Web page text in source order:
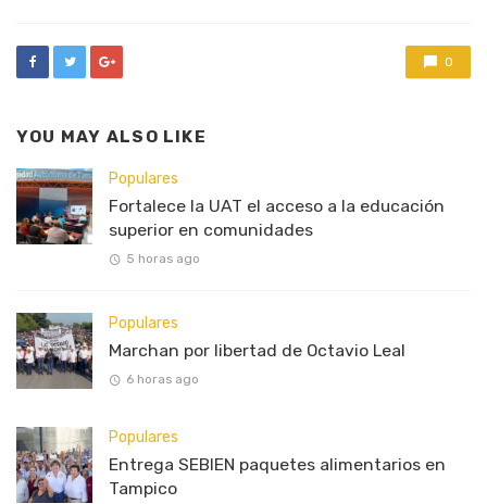
0
YOU MAY ALSO LIKE
Populares
Fortalece la UAT el acceso a la educación
superior en comunidades
5 horas ago
Populares
Marchan por libertad de Octavio Leal
6 horas ago
Populares
Entrega SEBIEN paquetes alimentarios en
Tampico